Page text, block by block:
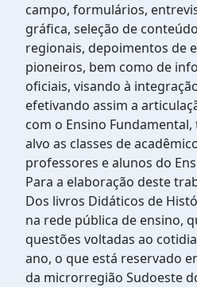
campo, formulários,
gráfica, seleção de
regionais, depoimentos de
pioneiros, bem como de
oficiais, visando à
efetivando assim a
com o Ensino
alvo as classes de
professores e alunos do
Para a elaboração deste
Dos livros Didáticos de
na rede pública de ensino,
questões voltadas ao
ano, o que está reservado
da microrregião Sudoeste